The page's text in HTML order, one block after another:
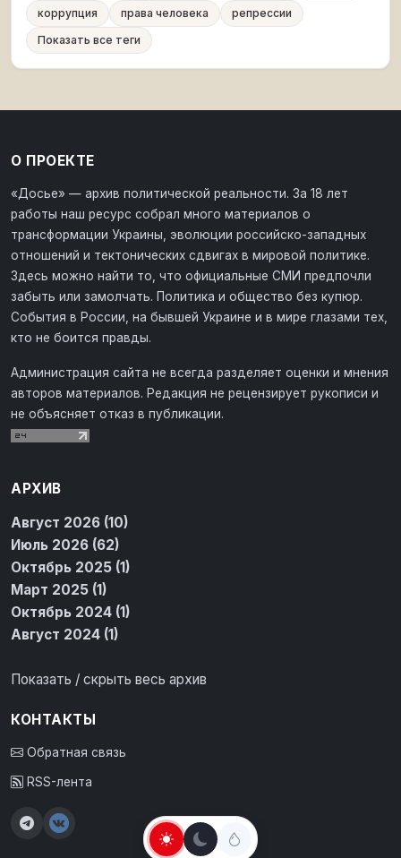
коррупция
права человека
репрессии
Показать все теги
О ПРОЕКТЕ
«Досье» — архив политической реальности. За 18 лет
работы наш ресурс собрал много материалов о
трансформации Украины, эволюции российско-западных
отношений и тектонических сдвигах в мировой политике.
Здесь можно найти то, что официальные СМИ предпочли
забыть или замолчать. Политика и общество без купюр.
События в России, на бывшей Украине и в мире глазами тех,
кто не боится правды.
Администрация сайта не всегда разделяет оценки и мнения
авторов материалов. Редакция не рецензирует рукописи и
не объясняет отказ в публикации.
АРХИВ
Август 2026 (10)
Июль 2026 (62)
Октябрь 2025 (1)
Март 2025 (1)
Октябрь 2024 (1)
Август 2024 (1)
Показать / скрыть весь архив
КОНТАКТЫ
Обратная связь
RSS-лента